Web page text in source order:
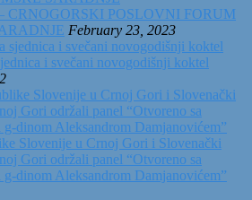
CRNOGORSKI POSLOVNI FORUM
February 23, 2023
i svečani novogodišnji koktel
Slovenije u Crnoj Gori i Slovenački
Gori održali panel “Otvoreno sa
dinom Aleksandrom Damjanovićem”